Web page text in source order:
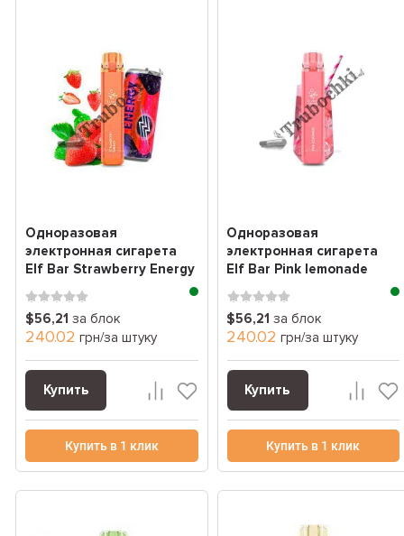
Одноразовая
электронная сигарета
Elf Bar Strawberry Energy
(клубничный энерге...
$56,21 за блок
240.02 грн/за штуку
Купить
Купить в 1 клик
Одноразовая
электронная сигарета
Elf Bar Pink lemonade
(розовый лимонад)
(180...
$56,21 за блок
240.02 грн/за штуку
Купить
Купить в 1 клик